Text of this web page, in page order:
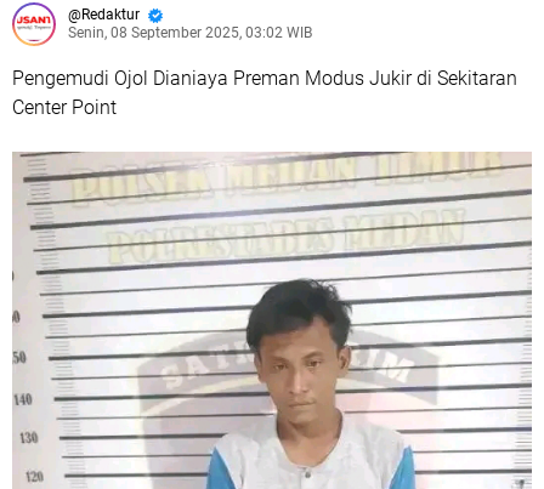
Redaktur
Senin, 08 September 2025, 03:02 WIB
Pengemudi Ojol Dianiaya Preman Modus Jukir di Sekitaran
Center Point